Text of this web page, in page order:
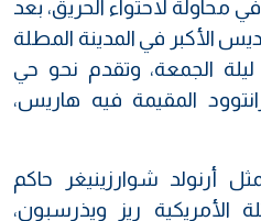
لاحتواء الحريق، بعد
الأكبر في المدينة المطلة
الجمعة، وتقدم نحو حي
المقيمة فيه هاريس،
أرنولد شوارزينيغر حاكم
الأمريكية ريز ويذرسبون،